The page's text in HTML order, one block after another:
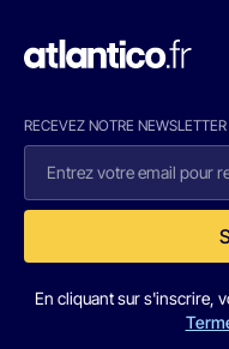
RECEVEZ NOTRE NEWSLETTER
En cliquant sur s'inscrire,